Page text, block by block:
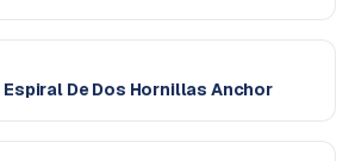
De Dos Hornillas Anchor